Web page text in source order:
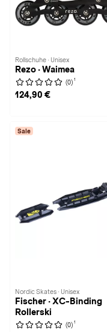
Rollschuhe · Unisex
Rezo · Waimea
(0) 1
124,90 €
Sale
Nordic Skates · Unisex
Fischer · XC-Binding
Rollerski
(0) 1